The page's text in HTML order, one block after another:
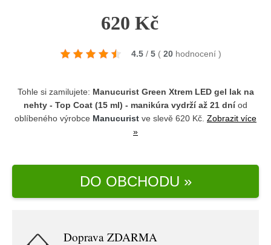
620 Kč
4.5 / 5 ( 20 hodnocení )
Tohle si zamilujete: Manucurist Green Xtrem LED gel lak na
nehty - Top Coat (15 ml) - manikúra vydrží až 21 dníod
oblíbeného výrobce Manucurist ve slevě 620 Kč. Zobrazit více
»
DO OBCHODU »
Doprava ZDARMA